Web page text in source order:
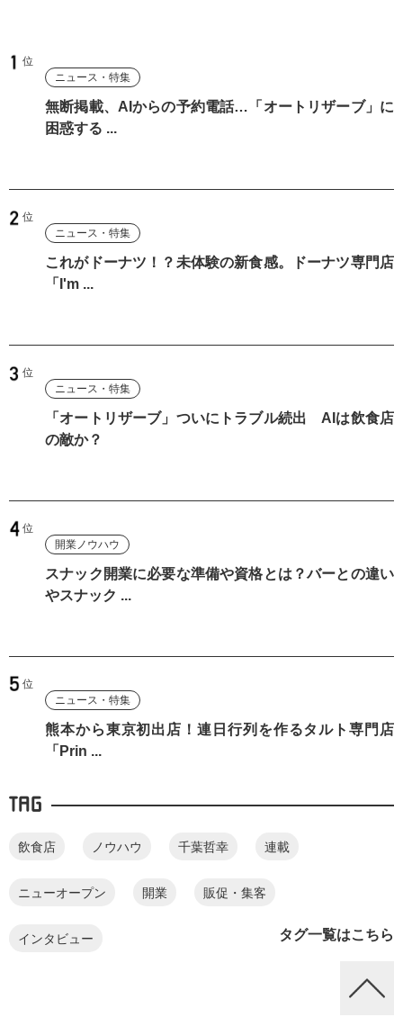
ニュース・特集
無断掲載、AIからの予約電話…「オートリザーブ」に
困惑する ...
ニュース・特集
これがドーナツ！？未体験の新食感。ドーナツ専門店
「I'm ...
ニュース・特集
「オートリザーブ」ついにトラブル続出 AIは飲食店
の敵か？
開業ノウハウ
スナック開業に必要な準備や資格とは？バーとの違い
やスナック ...
ニュース・特集
熊本から東京初出店！連日行列を作るタルト専門店
「Prin ...
TAG
飲食店 ノウハウ 千葉哲幸 連載
ニューオープン 開業 販促・集客
インタビュー タグ一覧はこちら